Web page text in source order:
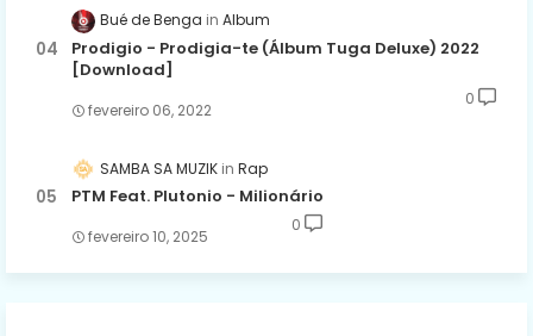
Bué de Benga Album
Prodigio - Prodigia-te (Álbum Tuga Deluxe) 2022
[Download]
fevereiro 06, 2022
0
SAMBA SA MUZIK Rap
PTM Feat. Plutonio - Milionário
fevereiro 10, 2025
0